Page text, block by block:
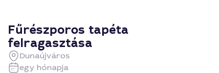
Fűrészporos tapéta
felragasztása
Dunaújváros
egy hónapja